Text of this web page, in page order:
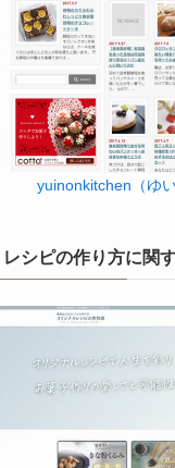
yuinonkitchen（ゆ
レシピの作り方に関